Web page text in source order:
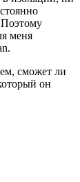
меня
сможет ли
он